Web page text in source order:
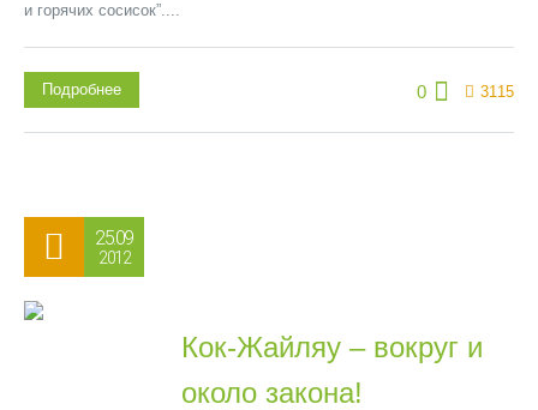
и горячих сосисок”....
0 3115
Подробнее
25.09
2012
Кок-Жайляу – вокруг и
около закона!